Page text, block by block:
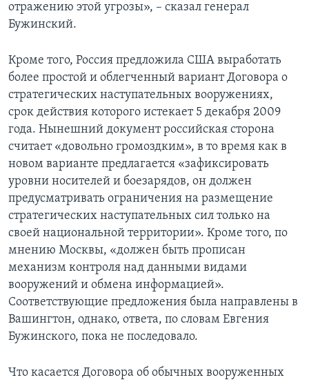
отражению этой угрозы», – сказал генерал
Бужинский.
Кроме того, Россия предложила США выработать
более простой и облегченный вариант Договора о
стратегических наступательных вооружениях,
срок действия которого истекает 5 декабря 2009
года. Нынешний документ российская сторона
считает «довольно громоздким», в то время как в
новом варианте предлагается «зафиксировать
уровни носителей и боезарядов, он должен
предусматривать ограничения на размещение
стратегических наступательных сил только на
своей национальной территории». Кроме того, по
мнению Москвы, «должен быть прописан
механизм контроля над данными видами
вооружений и обмена информацией».
Соответствующие предложения была направлены в
Вашингтон, однако, ответа, по словам Евгения
Бужинского, пока не последовало.
Что касается Договора об обычных вооруженных